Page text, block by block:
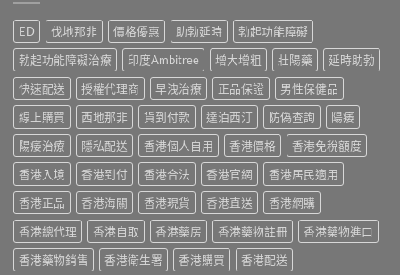
真
實
比
較
與
選
購
指
南〉
中
完
整
說
明
與
安
全
服
用
指
南〉
中
用
家
實
測
與
正
貨
購
買
指
南〉
中
鋼
評
價：
香
港
用
家
真
實
服
用
心
得
與
購
買
建
ED 伐地那非 價格優惠 助勃延時
勃起功能障礙
勃起功能障礙治療
印度Ambitree 增大增粗 壯陽藥
延時助勃
快速配送
授權代理商 早洩治療 正品保證
男性保健品
線上購買
西地那非 貨到付款 達泊西汀 防偽查詢
陽痿
陽痿治療
隱私配送 香港個人自用 香港價格
香港免稅額度
香港入境
香港到付 香港合法 香港官網
香港居民適用
香港正品
香港海關 香港現貨 香港直送
香港網購
香港總代理
香港自取 香港藥房 香港藥物註冊
香港藥物進口
香港藥物銷售
香港衛生署 香港購買 香港配送